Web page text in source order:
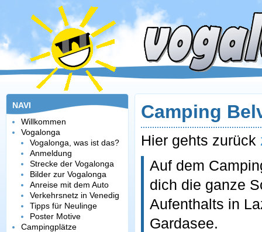
NAVI
Willkommen
Vogalonga
Vogalonga, was ist das?
Anmeldung
Strecke der Vogalonga
Bilder zur Vogalonga
Anreise mit dem Auto
Verkehrsnetz in Venedig
Tipps für Neulinge
Poster Motive
Campingplätze
Camping
Hier gehts zurück
Auf dem
dich die ganze
Aufenthalts in
Gardasee.